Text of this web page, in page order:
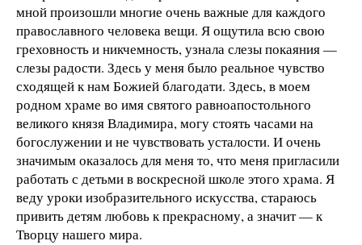
мной произошли многие очень важные для каждого
православного человека вещи. Я ощутила всю свою
греховность и никчемность, узнала слезы покаяния —
слезы радости. Здесь у меня было реальное чувство
сходящей к нам Божией благодати. Здесь, в моем
родном храме во имя святого равноапостольного
великого князя Владимира, могу стоять часами на
богослужении и не чувствовать усталости. И очень
значимым оказалось для меня то, что меня пригласили
работать с детьми в воскресной школе этого храма. Я
веду уроки изобразительного искусства, стараюсь
привить детям любовь к прекрасному, а значит — к
Творцу нашего мира.